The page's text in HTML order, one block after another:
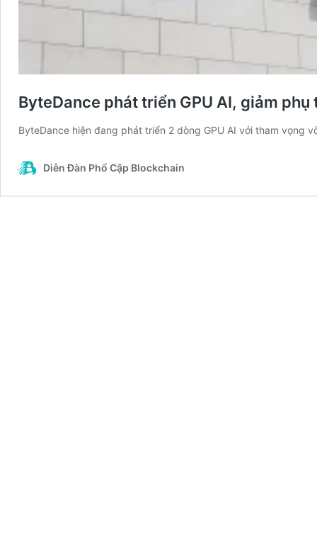
ByteDance phát triển GPU AI, giảm
ByteDance hiện đang phát triển 2 dòng GPU AI với tham vọng
Diễn Đàn Phổ Cập Blockchain